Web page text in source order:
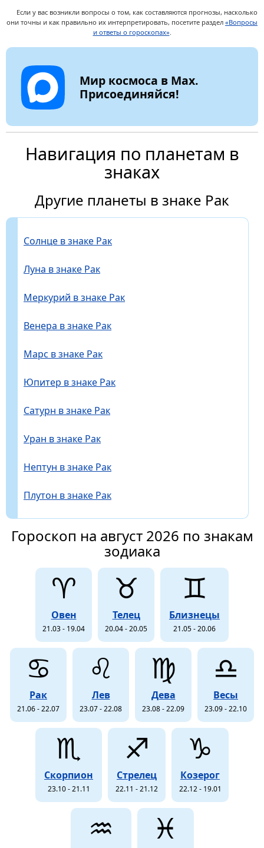
Если у вас возникли вопросы о том, как составляются прогнозы, насколько
они точны и как правильно их интерпретировать, посетите раздел «Вопросы
и ответы о гороскопах»
Мир космоса в Max.
Присоединяйся!
Навигация по планетам в
знаках
Другие планеты в знаке Рак
Солнце в знаке Рак
Луна в знаке Рак
Меркурий в знаке Рак
Венера в знаке Рак
Марс в знаке Рак
Юпитер в знаке Рак
Сатурн в знаке Рак
Уран в знаке Рак
Нептун в знаке Рак
Плутон в знаке Рак
Гороскоп на август 2026 по знакам
зодиака
♈
Овен
21.03 - 19.04
♉
Телец
20.04 - 20.05
♊
Близнецы
21.05 - 20.06
♋
Рак
21.06 - 22.07
♌
Лев
23.07 - 22.08
♍
Дева
23.08 - 22.09
♎
Весы
23.09 - 22.10
♏
Скорпион
23.10 - 21.11
♐
Стрелец
22.11 - 21.12
♑
Козерог
22.12 - 19.01
♒ ♓